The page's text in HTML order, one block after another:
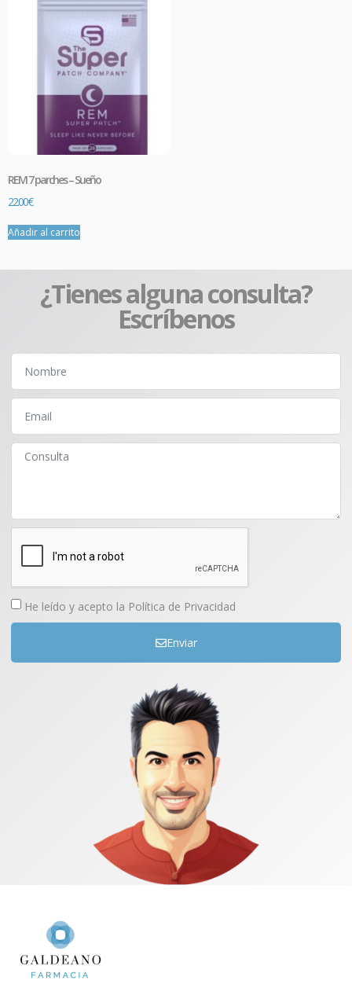
REM 7 parches – Sueño
22.00€
Añadir al carrito
¿Tienes alguna consulta?
Escríbenos
He leído y acepto la Política de Privacidad
Enviar